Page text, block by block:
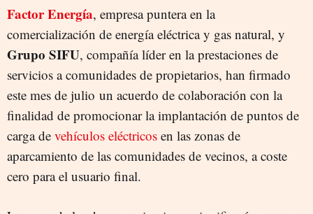
Factor Energía, empresa puntera en la
comercialización de energía eléctrica y gas natural, y
Grupo SIFU, compañía líder en la prestaciones de
servicios a comunidades de propietarios, han firmado
este mes de julio un acuerdo de colaboración con la
finalidad de promocionar la implantación de puntos de
carga de vehículos eléctricos en las zonas de
aparcamiento de las comunidades de vecinos, a coste
cero para el usuario final.